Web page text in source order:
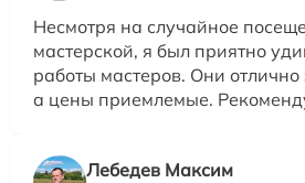
Несмотря на случайное
мастерской, я был приятно
работы мастеров. Они отлично
а цены приемлемые.
Лебедев Максим